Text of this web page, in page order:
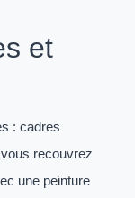
et
: cadres
recouvrez
une peinture